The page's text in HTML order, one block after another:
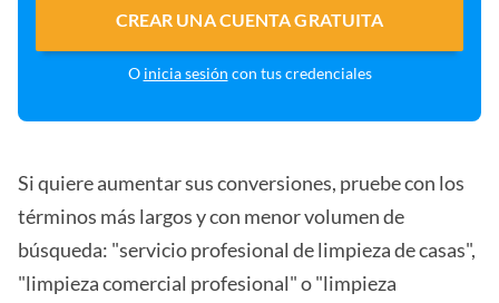
CREAR UNA CUENTA GRATUITA
O inicia sesión con tus credenciales
Si quiere aumentar sus conversiones, pruebe con los
términos más largos y con menor volumen de
búsqueda: "servicio profesional de limpieza de casas",
"limpieza comercial profesional" o "limpieza